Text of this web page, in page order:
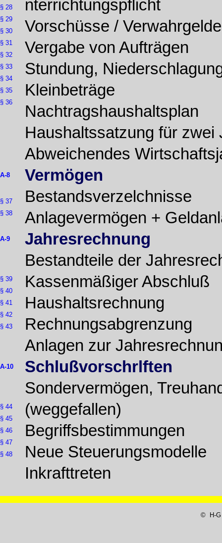
§ 28
§ 29
§ 30
§ 31
§ 32
§ 33
§ 34
§ 35
§ 36
nterrichtungspflicht
Vorschüsse /
Vergabe von Aufträgen
Stundung,
Kleinbeträge
Nachtragshaushaltsplan
Haushaltssatzung für zwei
Abweichendes
A-8 Vermögen
§ 37
§ 38
Bestandsverzelchnisse
Anlagevermögen +
A-9 Jahresrechnung
§ 39
§ 40
§ 41
§ 42
§ 43
Bestandteile der
Kassenmäßiger Abschluß
Haushaltsrechnung
Rechnungsabgrenzung
Anlagen zur
A-10 Schlußvorschrlften
§ 44
§ 45
§ 46
§ 47
§ 48
Sondervermögen,
(weggefallen)
Begriffsbestimmungen
Neue Steuerungsmodelle
Inkrafttreten
© H-G